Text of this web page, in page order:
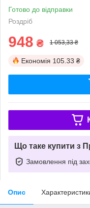
Готово до відправки
Роздріб
948 ₴ 1 053,33 ₴
Економія 105.33 ₴
Що таке купити з
Замовлення під
Опис